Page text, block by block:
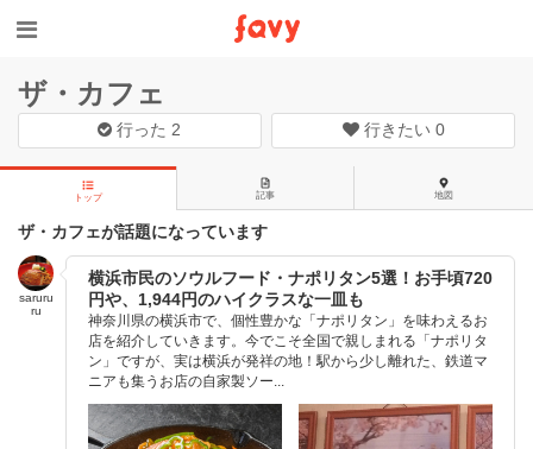
ザ・カフェ
行った 2 行きたい 0
トップ 記事 地図
ザ・カフェが話題になっています
saruru
ru
横浜市民のソウルフード・ナポリタン5選！お手頃720
円や、1,944円のハイクラスな一皿も
神奈川県の横浜市で、個性豊かな「ナポリタン」を味わえるお
店を紹介していきます。今でこそ全国で親しまれる「ナポリタ
ン」ですが、実は横浜が発祥の地！駅から少し離れた、鉄道マ
ニアも集うお店の自家製ソー...